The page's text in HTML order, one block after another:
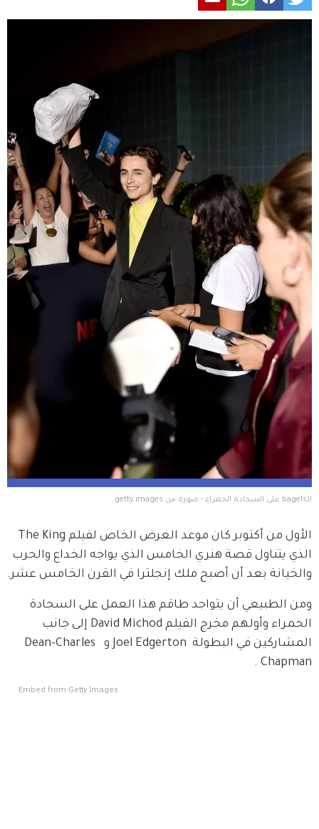
الـbagels على السجادة الحمراء - صورة من getty images
الذي يتناول قصة هنري الخامس الذي يواجه الخداع والحرب
والخيانة بعد أن أصبح ملك إنجلترا في القرن الخامس عشر.
ومن الطبيعي أن يتواجد طاقم هذا العمل على السجادة
الحمراء وأولهم مخرج الفيلم David Michod إلى جانب
المشاركين في البطولة  Joel Edgerton و  Dean-Charles
Chapman .
Embed from Getty Images